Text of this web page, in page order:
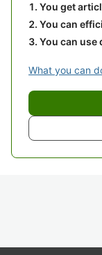
You get
You can
You can use
What you can